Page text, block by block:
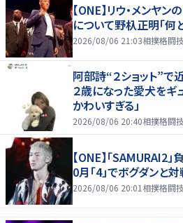
【ONE】リウ・メンヤ
について野杁正明「何
2026/08/06 21:03相撲格闘技
阿部詩“２ショット”で
２歳になった愛犬をギュ
かわいすぎる」
2026/08/06 20:40相撲格闘技
【ONE】「SAMURAI2
0月「4」でボグダンと
2026/08/06 20:01 相撲格闘技